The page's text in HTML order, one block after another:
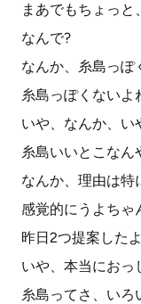
まあでもちょっと
なんで?
なんか、糸島っぽ
糸島っぽくないよ
いや、なんか、い
糸島いいとこなん
なんか、理由は特
感覚的にうよちゃ
昨日2つ提案したよ
いや、本当におっ
糸島ってさ、いろ